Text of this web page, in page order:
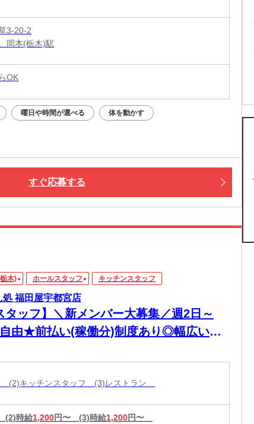
3-20-2
岡本(栃木)駅
OK
曜日や時間が選べる 体を動かす
すぐ応募する
木) ホールスタッフ キッチンスタッフ
処 福田屋宇都宮店
タッフ】＼新メンバー大募集／週2日～
由★前払い(稼働分)制度あり◎幅広い年
(2)キッチンスタッフ (3)レストラン
(2)時給1,200円〜 (3)時給1,200円〜